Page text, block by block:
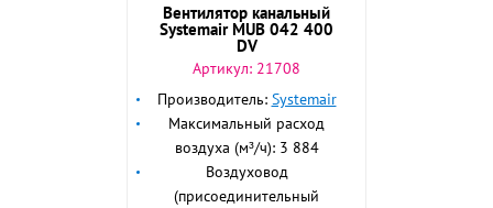
Вентилятор канальный
Systemair MUB 042 400
DV
Артикул: 21708
Производитель: Systemair
Максимальный расход
воздуха (м³/ч): 3 884
Воздуховод
(присоединительный